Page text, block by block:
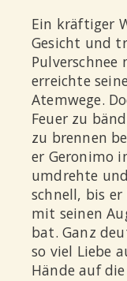
Ein kräftiger
Gesicht und
erreichte
Atemwege.
Feuer zu
zu brennen
er Geronimo
umdrehte
schnell, bis
mit seinen
bat. Ganz
so viel Liebe
Hände auf